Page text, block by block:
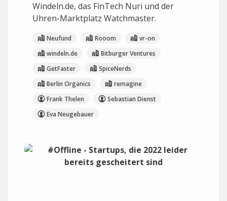
Windeln.de, das FinTech Nuri und der
Uhren-Marktplatz Watchmaster.
Neufund Rooom
vr-on
windeln.de
Bitburger Ventures
GetFaster
SpiceNerds
Berlin Organics
remagine
Frank Thelen
Sebastian Dienst
Eva Neugebauer